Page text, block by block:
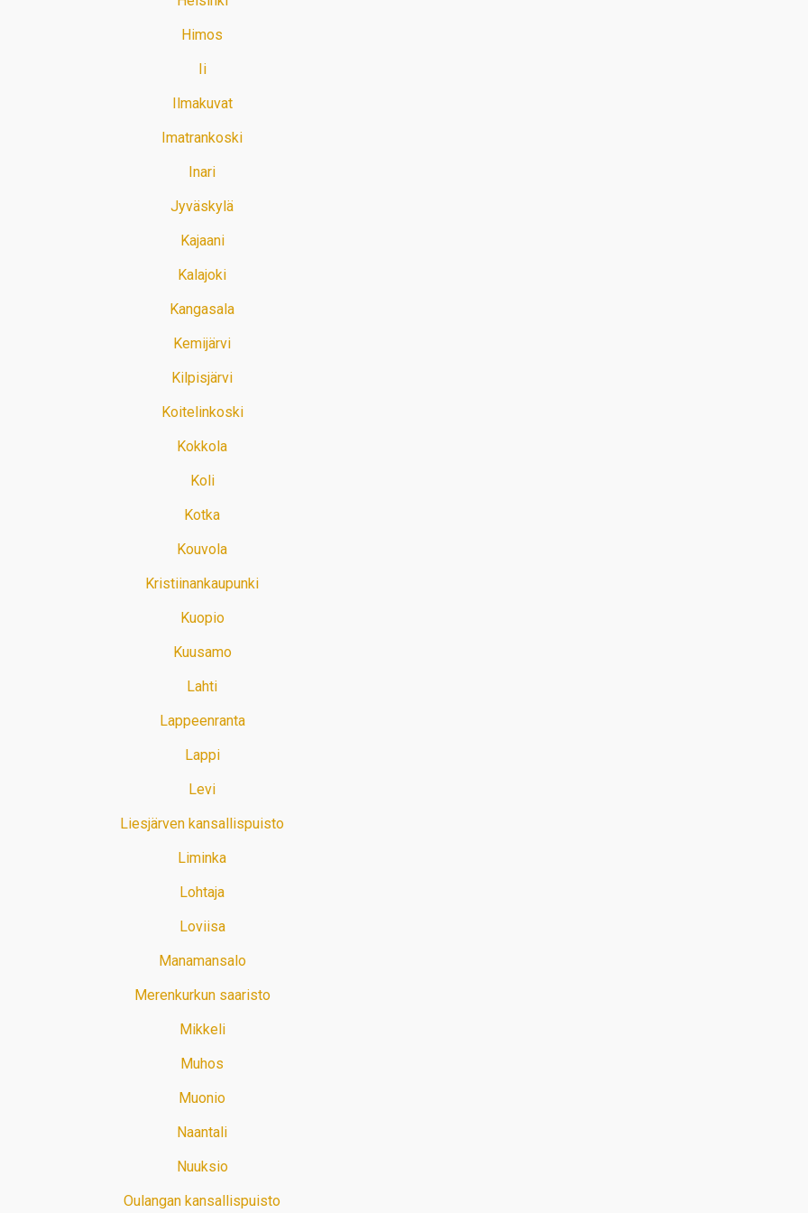
Himos
Ii
Ilmakuvat
Imatrankoski
Inari
Jyväskylä
Kajaani
Kalajoki
Kangasala
Kemijärvi
Kilpisjärvi
Koitelinkoski
Kokkola
Koli
Kotka
Kouvola
Kristiinankaupunki
Kuopio
Kuusamo
Lahti
Lappeenranta
Lappi
Levi
Liesjärven kansallispuisto
Liminka
Lohtaja
Loviisa
Manamansalo
Merenkurkun saaristo
Mikkeli
Muhos
Muonio
Naantali
Nuuksio
Oulangan kansallispuisto